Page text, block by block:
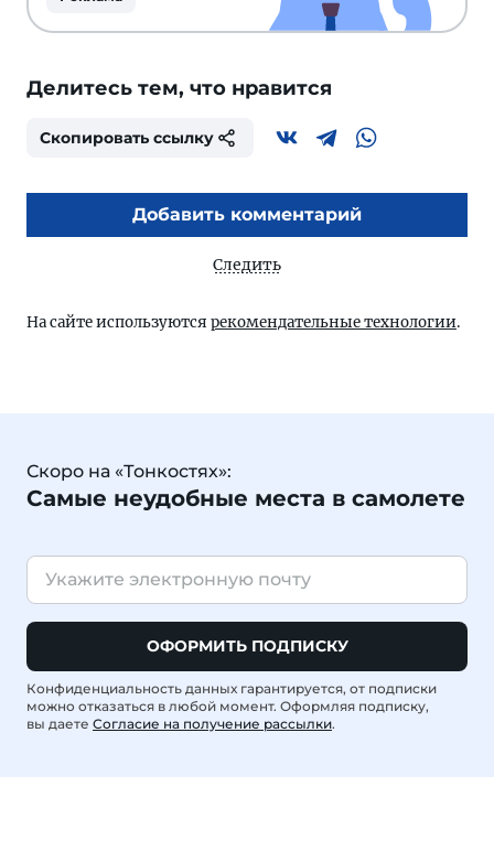
Делитесь тем, что нравится
Скопировать ссылку
Добавить комментарий
Следить
На сайте используются рекомендательные технологии.
Скоро на «Тонкостях»:
Самые неудобные места в самолете
ОФОРМИТЬ ПОДПИСКУ
Конфиденциальность данных гарантируется, от подписки
можно отказаться в любой момент. Оформляя подписку,
вы даете Согласие на получение рассылки.